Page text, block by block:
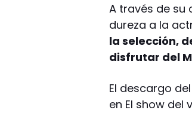
A través de su
dureza a la
la selección,
disfrutar del
El descargo
en El show del